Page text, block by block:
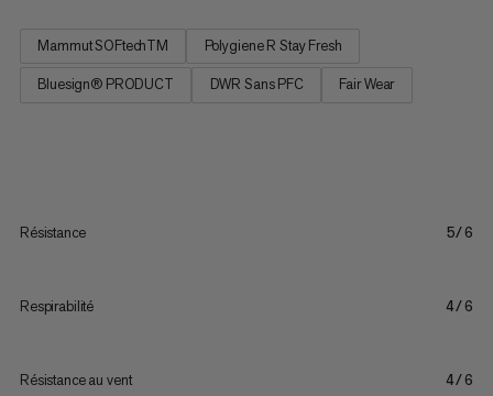
Mammut SOFtechTM Polygiene R Stay Fresh
Bluesign® PRODUCT DWR Sans PFC Fair Wear
Résistance 5/6
Respirabilité 4/6
Résistance au vent 4/6